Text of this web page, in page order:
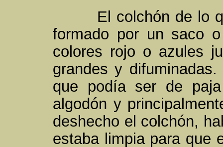
El colchón de lo
formado por un saco
colores rojo o azules
grandes y
que podía ser de
algodón y
deshecho el colchón,
estaba limpia para que